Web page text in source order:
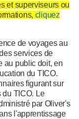
et superviseurs ou
cliquez
de voyages au
services de
au public doit, en
du TICO.
figurant sur
du TICO. Le
par Oliver's
l'apprentissage